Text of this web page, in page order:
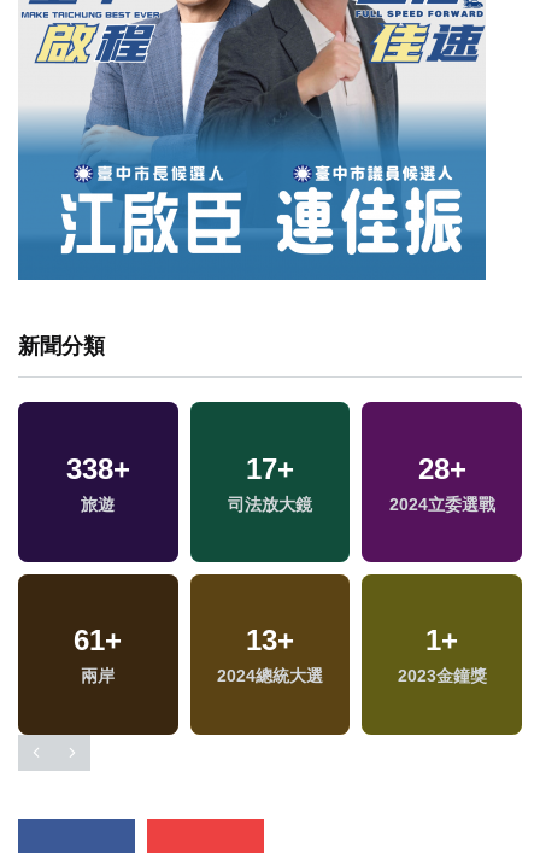
新聞分類
338+
旅遊
17+
司法放大鏡
28+
2024立委選戰
61+
兩岸
13+
2024總統大選
1+
2023金鐘獎